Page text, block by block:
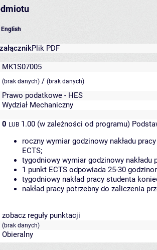
Plik PDF
MK1S07005
(brak danych) / (brak danych)
Prawo podatkowe - HES
Wydział Mechaniczny
0 LUB 1.00 (w zależności od programu)
roczny wymiar godzinowy nakładu
ECTS;
tygodniowy wymiar godzinowy nakładu
1 punkt ECTS odpowiada 25-30
tygodniowy nakład pracy studenta
nakład pracy potrzebny do zaliczenia
zobacz reguły punktacji
(brak danych)
Obieralny